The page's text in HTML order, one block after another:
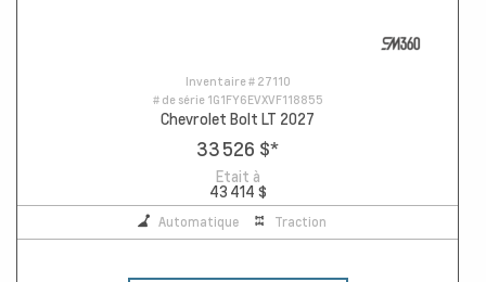
Inventaire # 27110
# de série 1G1FY6EVXVF118855
Chevrolet Bolt LT 2027
33 526 $*
Etait à
43 414 $
Automatique Traction